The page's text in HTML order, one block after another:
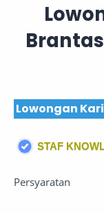
Lowongan
STAF
Persyaratan